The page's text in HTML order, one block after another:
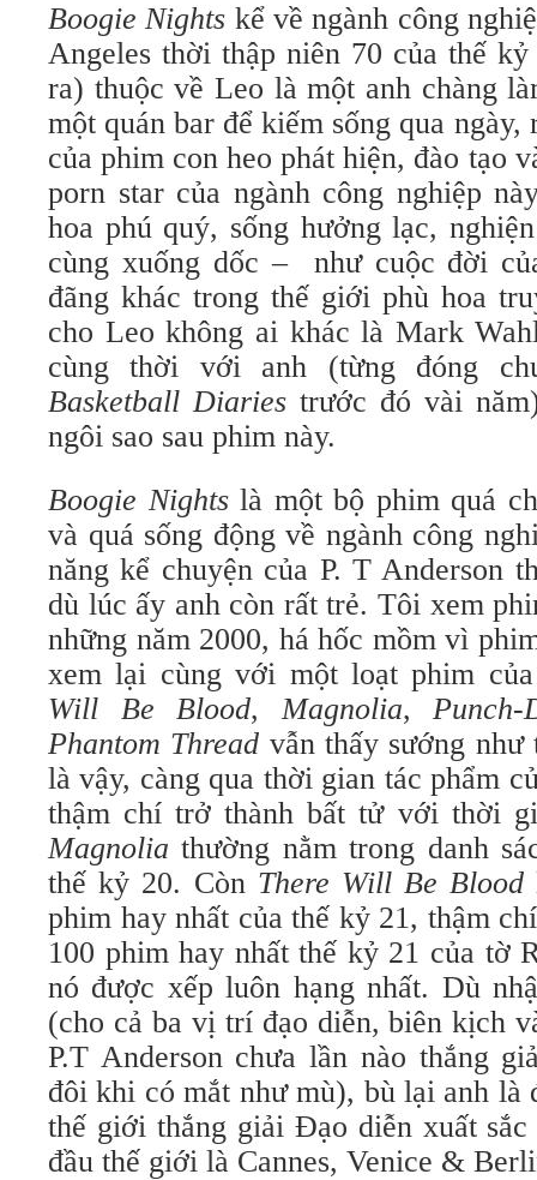
Boogie Nights kể về ngành công
Angeles thời thập niên 70 của thế
ra) thuộc về Leo là một anh chàng
một quán bar để kiếm sống qua
của phim con heo phát hiện, đào tạo
porn star của ngành công nghiệp
hoa phú quý, sống hưởng lạc,
cùng xuống dốc – như cuộc đời
đãng khác trong thế giới phù hoa
cho Leo không ai khác là Mark
cùng thời với anh (từng đóng
Basketball Diaries trước đó vài
ngôi sao sau phim này.
Boogie Nightslà một bộ phim quá
và quá sống động về ngành công
năng kể chuyện của P. T Anderson
dù lúc ấy anh còn rất trẻ. Tôi xem
những năm 2000, há hốc mồm vì
xem lại cùng với một loạt phim
Will Be Blood,Magnolia,
Phantom Thread vẫn thấy sướng
là vậy, càng qua thời gian tác phẩm
thậm chí trở thành bất tử với thời
Magnolia thường nằm trong danh
thế kỷ 20. Còn There Will Be Blood
phim hay nhất của thế kỷ 21, thậm
100 phim hay nhất thế kỷ 21 của tờ
nó được xếp luôn hạng nhất. Dù
(cho cả ba vị trí đạo diễn, biên kịch
P.T Anderson chưa lần nào thắng
đôi khi có mắt như mù), bù lại anh là
thế giới thắng giải Đạo diễn xuất
đầu thế giới là Cannes, Venice &